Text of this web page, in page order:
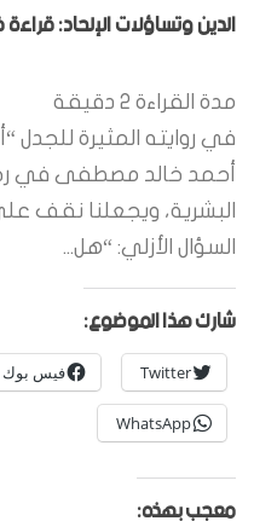
الدين وتساؤلات الإلحاد:
مدة القراءة 2 دقيقة
في روايته المثيرة للجدل
أحمد خالد مصطفى في
البشرية، ويجعلنا نقف
السؤال الأزلي: “هل...
شارك هذا الموضوع:
Twitter فيس بوك
WhatsApp